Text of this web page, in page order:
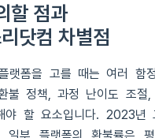
할 점과
닷컴 차별점
랫폼을 고를 때는 여러 함
불 정책, 과정 난이도 조절
야 할 요소입니다. 2023년